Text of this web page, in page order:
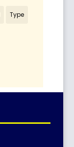
Type